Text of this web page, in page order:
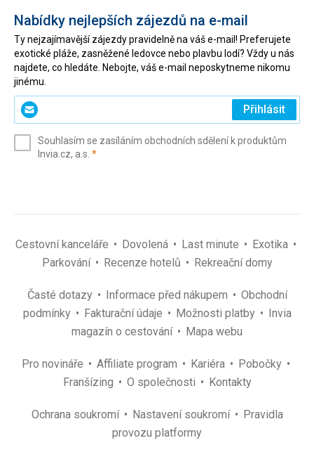
Nabídky nejlepších zájezdů na e-mail
Ty nejzajímavější zájezdy pravidelně na váš e-mail! Preferujete
exotické pláže, zasněžené ledovce nebo plavbu lodí? Vždy u nás
najdete, co hledáte. Nebojte, váš e-mail neposkytneme nikomu
jinému.
Zadejte
svůj
(povinné)
Přihlásit
Souhlasím se zasíláním obchodních sdělení k produktům
Invia.cz, a.s. *(povinné)
Cestovní kanceláře Dovolená Last minute
Exotika
Parkování
Recenze hotelů Rekreační domy
Časté dotazy Informace před nákupem
Obchodní
podmínky
Fakturační údaje Možnosti platby
Invia
magazín o cestování
Mapa webu
Pro novináře Affiliate program Kariéra
Pobočky
Franšízing
O společnosti Kontakty
Ochrana soukromí Nastavení soukromí
Pravidla
provozu platformy